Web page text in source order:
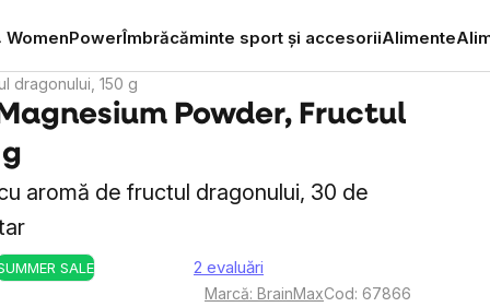
WomenPowerÎmbrăcăminte sport și accesoriiAlimente
dragonului, 150 g
Powder, Fructul
aromă de fructul dragonului, 30 de
SALE
Evaluarea
2 evaluări
Marcă: BrainMaxCod: 67866